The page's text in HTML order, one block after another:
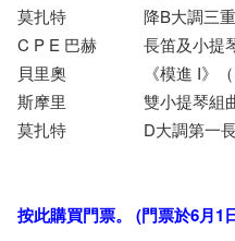
莫扎特
降B大調三
C P E 巴赫
長笛及小提
貝里奧
《模進 I》（
斯摩里
雙小提琴組
莫扎特
D大調第一
按此購買門票。 (門票於6月1